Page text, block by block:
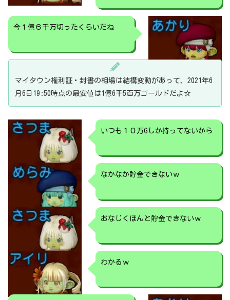
今１億６千万切ったくらいだね
マイタウン権利証・封書の相場は結構変動があって、2021年6
月6日19:50時点の最安値は1億6千5百万ゴールドだよ☆
いつも１０万Gしか持ってないから
なかなか貯金できないｗ
おなじくほんと貯金できないｗ
わかるｗ